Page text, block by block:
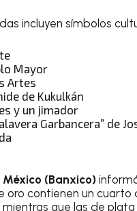
incluyen símbolos
Mayor
Artes
de Kukulkán
y un jimador
Garbancera” de
México (Banxico)
oro contienen un cuarto
que las de plata